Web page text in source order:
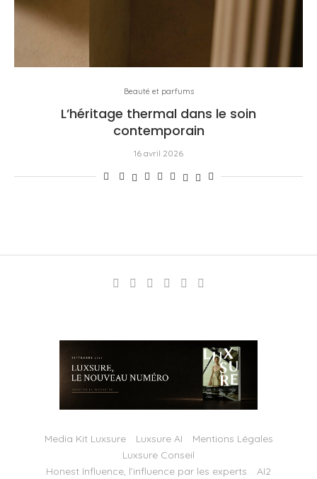
Beauté et parfums
L’héritage thermal dans le soin
contemporain
16 avril 2026
Media Kit Luxsure Luxsure AI
Mentions Légales
Luxsure Conseil
Honest Influence, l’influence par les experts
AI2